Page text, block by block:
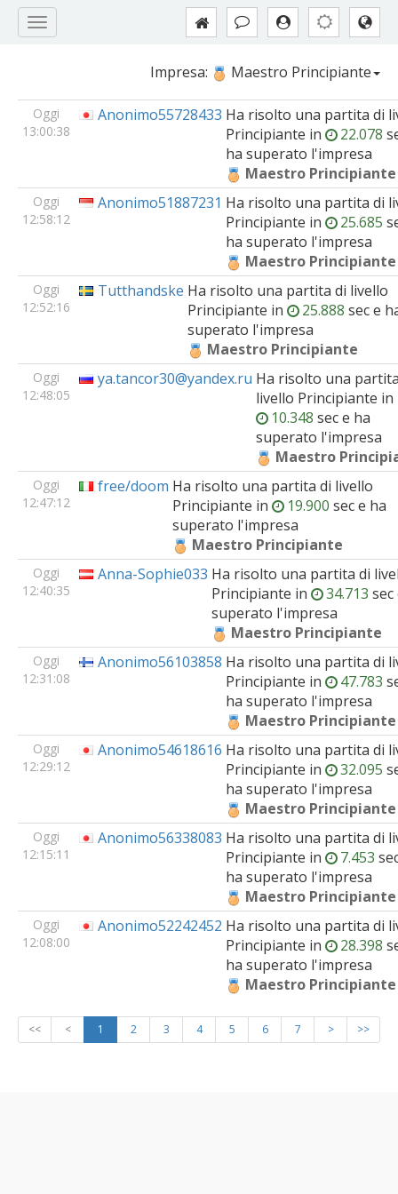
Impresa: Maestro Principiante
Oggi
13:00:38
Anonimo55728433 Ha risolto una partita di
Principiante in 22.078
ha superato l'impresa
Maestro Principiante
Oggi
12:58:12
Anonimo51887231 Ha risolto una partita di
Principiante in 25.685
ha superato l'impresa
Maestro Principiante
Oggi
12:52:16
Tutthandske Ha risolto una partita di livello
Principiante in 25.888 sec e
superato l'impresa
Maestro Principiante
Oggi
12:48:05
ya.tancor30@yandex.ru Ha risolto una
livello Principiante in
10.348 sec e ha
superato l'impresa
Maestro
Oggi
12:47:12
free/doom Ha risolto una partita di livello
Principiante in 19.900 sec e ha
superato l'impresa
Maestro Principiante
Oggi
12:40:35
Anna-Sophie033 Ha risolto una partita di
Principiante in 34.713 sec
superato l'impresa
Maestro Principiante
Oggi
12:31:08
Anonimo56103858 Ha risolto una partita di
Principiante in 47.783
ha superato l'impresa
Maestro Principiante
Oggi
12:29:12
Anonimo54618616 Ha risolto una partita di
Principiante in 32.095
ha superato l'impresa
Maestro Principiante
Oggi
12:15:11
Anonimo56338083 Ha risolto una partita di
Principiante in 7.453
ha superato l'impresa
Maestro Principiante
Oggi
12:08:00
Anonimo52242452 Ha risolto una partita di
Principiante in 28.398
ha superato l'impresa
Maestro Principiante
<< < 1 2 3 4 5 6 7 > >>